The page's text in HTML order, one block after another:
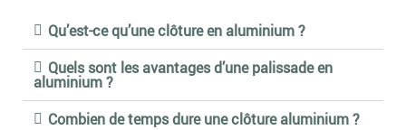
Qu’est-ce qu’une clôture en aluminium ?
Quels sont les avantages d’une palissade en
aluminium ?
Combien de temps dure une clôture aluminium ?